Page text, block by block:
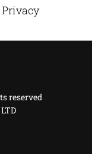
Privacy
reserved